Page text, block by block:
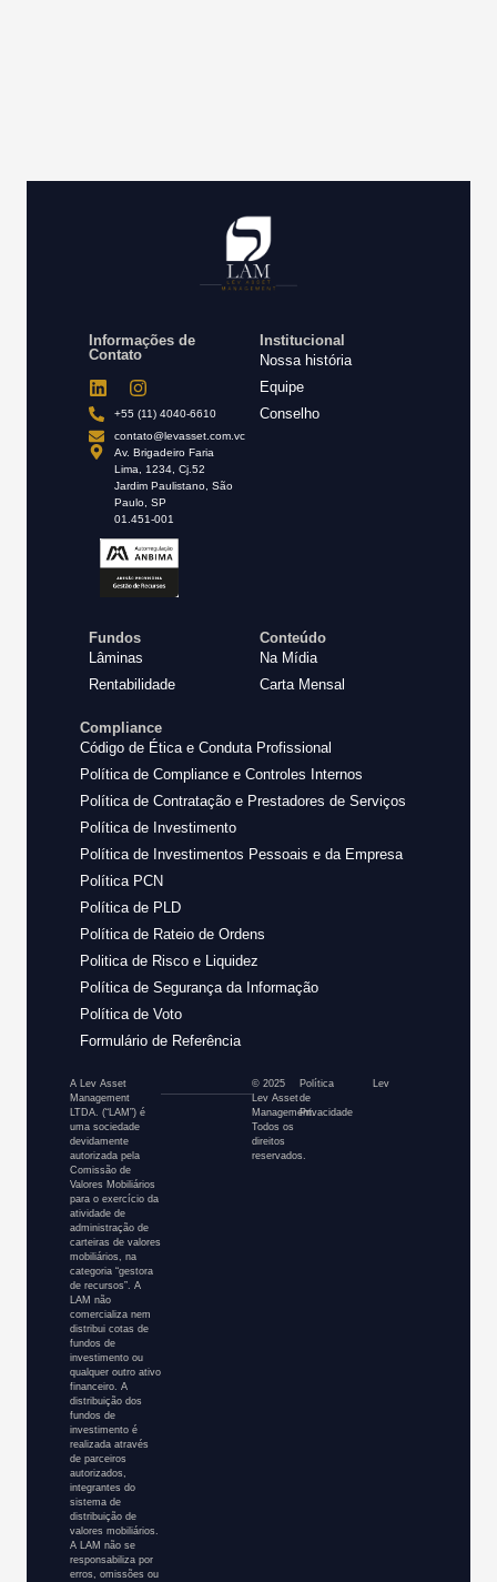
Informações de
Contato
+55 (11) 4040-6610
contato@levasset.com.vc
Av. Brigadeiro Faria
Lima, 1234, Cj.52
Jardim Paulistano, São
Paulo, SP
01.451-001
Institucional
Nossa história
Equipe
Conselho
Fundos
Lâminas
Rentabilidade
Conteúdo
Na Mídia
Carta Mensal
Compliance
Código de Ética e Conduta Profissional
Política de Compliance e Controles Internos
Política de Contratação e Prestadores de Serviços
Política de Investimento
Política de Investimentos Pessoais e da Empresa
Política PCN
Política de PLD
Política de Rateio de Ordens
Politica de Risco e Liquidez
Política de Segurança da Informação
Política de Voto
Formulário de Referência
A Lev Asset
Management
LTDA. (“LAM”) é
uma sociedade
devidamente
autorizada pela
Comissão de
Valores Mobiliários
para o exercício da
atividade de
administração de
carteiras de valores
mobiliários, na
categoria “gestora
de recursos”. A
LAM não
comercializa nem
distribui cotas de
fundos de
investimento ou
qualquer outro ativo
financeiro. A
distribuição dos
fundos de
investimento é
realizada através
de parceiros
autorizados,
integrantes do
sistema de
distribuição de
valores mobiliários.
A LAM não se
responsabiliza por
erros, omissões ou
© 2025
Lev Asset
Management.
Todos os
direitos
reservados.
Política
de
Privacidade
Lev